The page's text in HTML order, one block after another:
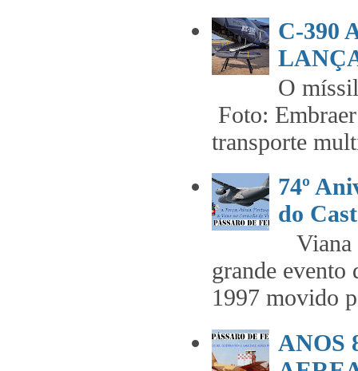
C-390
O
Foto:
transporte
74º
do
Viana
grande evento
1997 movido
ANOS